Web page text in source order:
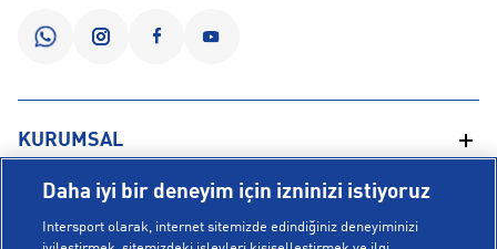
KURUMSAL
Hakkımızda
Mağazalarımız
YARDIM
Daha iyi bir deneyim için izninizi istiyoruz
Intersport olarak, internet sitemizde edindiğiniz deneyiminizi